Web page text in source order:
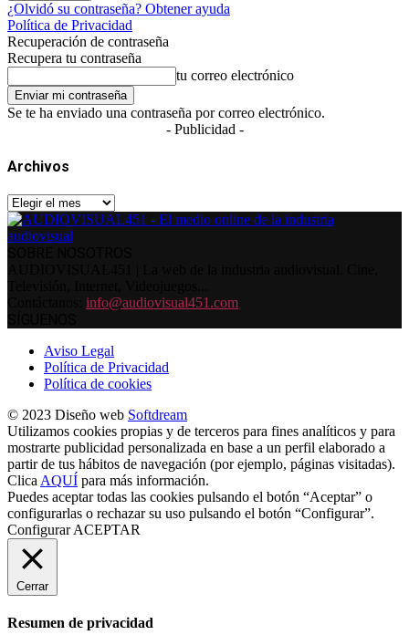
¿Olvidó su contraseña? Obtener ayuda
Política de Privacidad
Recuperación de contraseña
Recupera tu contraseña
tu correo electrónico
Se te ha enviado una contraseña por correo electrónico.
- Publicidad -
Archivos
Archivos
info@audiovisual451.com
Aviso Legal
Política de Privacidad
Política de cookies
© 2023 Diseño web Softdream
Utilizamos cookies propias y de terceros para fines analíticos y para
mostrarte publicidad personalizada en base a un perfil elaborado a
partir de tus hábitos de navegación (por ejemplo, páginas visitadas).
Clica AQUÍ para más información.
Puedes aceptar todas las cookies pulsando el botón “Aceptar” o
configurarlas o rechazar su uso pulsando el botón “Configurar”.
Configurar ACEPTAR
Cerrar
Resumen de privacidad